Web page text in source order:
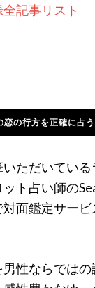
記事リスト
の行方を正確に占
ただいてい
ト占い師の
面鑑定サービ
性ならでは